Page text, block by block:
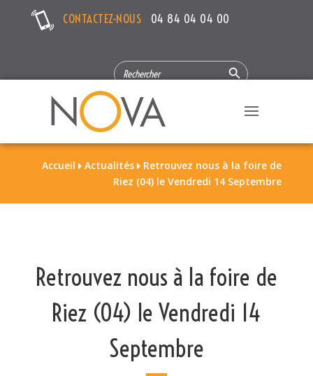
CONTACTEZ-NOUS 04 84 04 04 00
SEARCH
FOR:
Search Button
Accueil  Actualités  Retrouvez nous à la foire de
Riez (04) le Vendredi 14 Septembre
Retrouvez nous à la foire de
Riez (04) le Vendredi 14
Septembre